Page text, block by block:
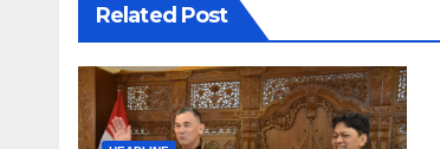
Related Post